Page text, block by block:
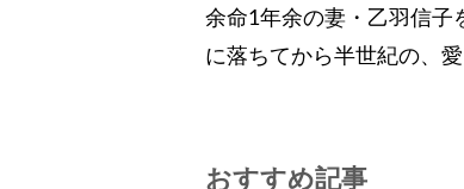
余命1年余の妻・乙羽信
に落ちてから半世紀の、
おすすめ記事